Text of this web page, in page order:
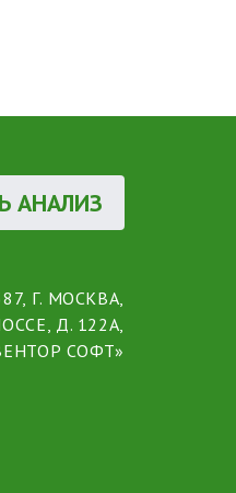
АНАЛИЗ
Г. МОСКВА,
Д. 122А,
СОФТ»